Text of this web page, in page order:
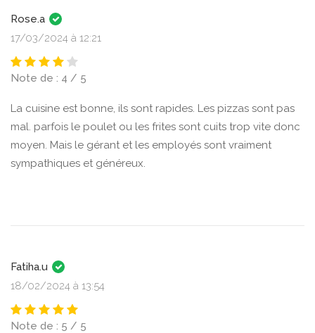
Rose.a
17/03/2024 à 12:21
Note de : 4 / 5
La cuisine est bonne, ils sont rapides. Les pizzas sont pas
mal. parfois le poulet ou les frites sont cuits trop vite donc
moyen. Mais le gérant et les employés sont vraiment
sympathiques et généreux.
Fatiha.u
18/02/2024 à 13:54
Note de : 5 / 5